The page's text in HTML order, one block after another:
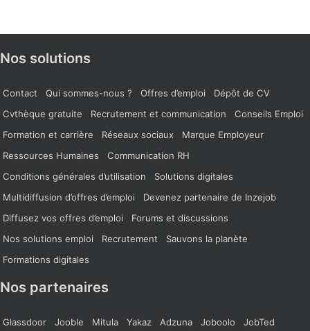
Nos solutions
Contact Qui sommes-nous ? Offres d’emploi
Dépôt de CV
Cvthèque gratuite
Recrutement et communication
Conseils Emploi
Formation et carrière
Réseaux sociaux
Marque Employeur
Ressources Humaines
Communication RH
Conditions générales d’utilisation
Solutions digitales
Multidiffusion d’offres d’emploi
Devenez partenaire de Inzejob
Diffusez vos offres d’emploi
Forums et discussions
Nos solutions emploi
Recrutement
Sauvons la planète
Formations digitales
Nos partenaires
Glassdoor Jooble Mitula Yakaz Adzuna Joboolo JobTed